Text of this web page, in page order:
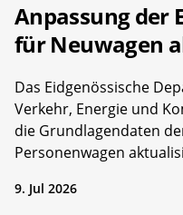
Anpassung der
für Neuwagen
Das Eidgenössische
Verkehr, Energie und
die Grundlagendaten
Personenwagen
9. Jul 2026